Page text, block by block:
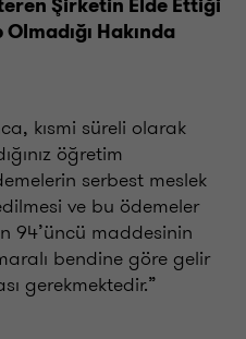
Şirketin Elde Ettiği
Hakında
kısmi süreli olarak
öğretim
serbest meslek
ve bu ödemeler
94’üncü maddesinin
bendine göre gelir
gerekmektedir.”